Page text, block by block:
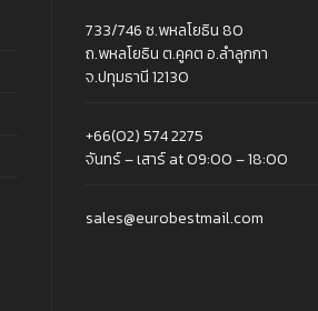
733/746 ซ.พหลโยธิน 80
ถ.พหลโยธิน ต.คูคต อ.ลำลูกกา
จ.ปทุมธานี 12130
+66(02) 574 2275
จันทร์ – เสาร์ at 09:00 – 18:00
sales@eurobestmail.com